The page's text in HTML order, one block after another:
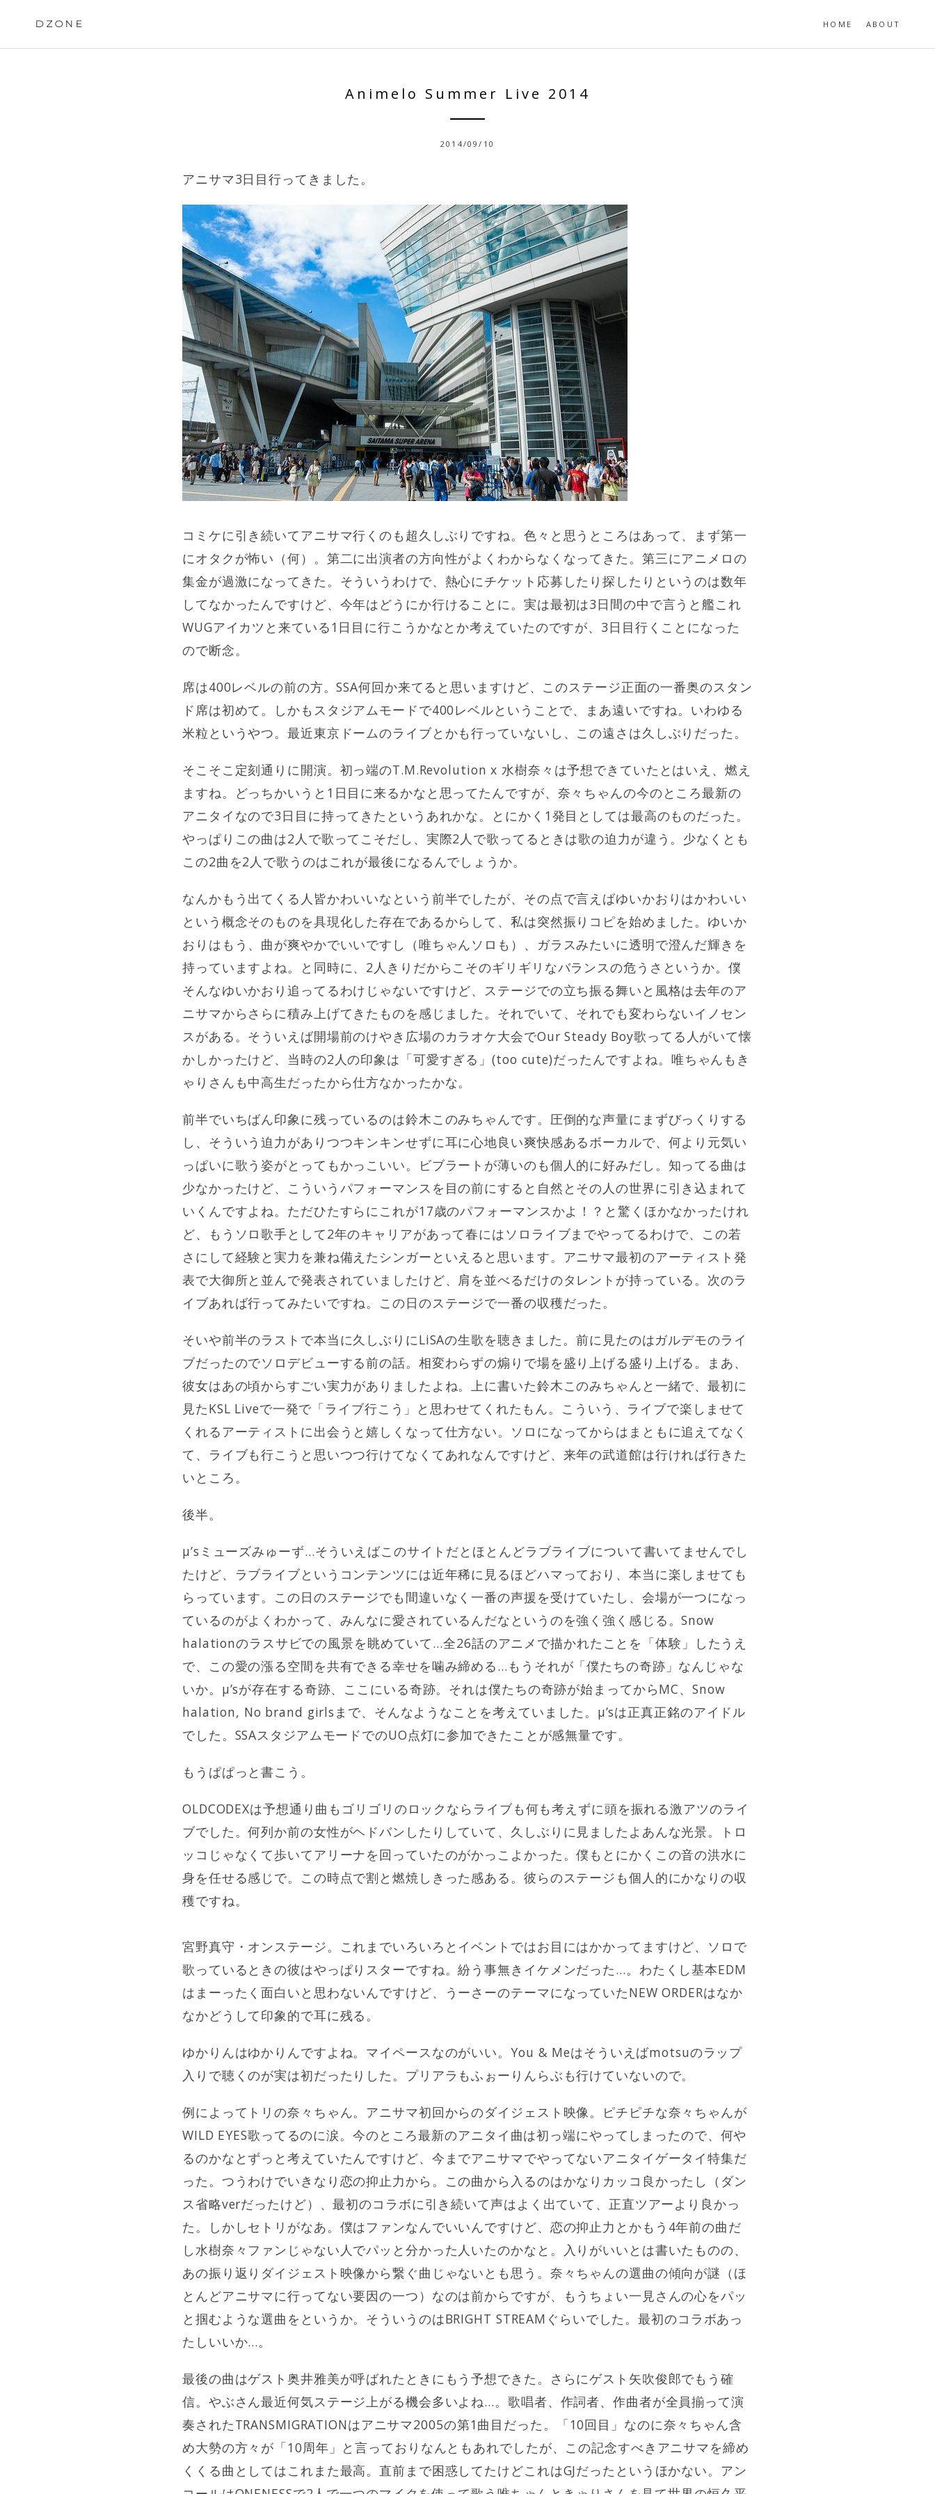
DZONE HOME ABOUT
Animelo Summer Live 2014
2014/09/10
アニサマ3日目行ってきました。
コミケに引き続いてアニサマ行くのも超久しぶりですね。色々と思うところはあって、まず第一
にオタクが怖い（何）。第二に出演者の方向性がよくわからなくなってきた。第三にアニメロの
集金が過激になってきた。そういうわけで、熱心にチケット応募したり探したりというのは数年
してなかったんですけど、今年はどうにか行けることに。実は最初は3日間の中で言うと艦これ
WUGアイカツと来ている1日目に行こうかなとか考えていたのですが、3日目行くことになった
ので断念。
席は400レベルの前の方。SSA何回か来てると思いますけど、このステージ正面の一番奥のスタン
ド席は初めて。しかもスタジアムモードで400レベルということで、まあ遠いですね。いわゆる
米粒というやつ。最近東京ドームのライブとかも行っていないし、この遠さは久しぶりだった。
そこそこ定刻通りに開演。初っ端のT.M.Revolution x 水樹奈々は予想できていたとはいえ、燃え
ますね。どっちかいうと1日目に来るかなと思ってたんですが、奈々ちゃんの今のところ最新の
アニタイなので3日目に持ってきたというあれかな。とにかく1発目としては最高のものだった。
やっぱりこの曲は2人で歌ってこそだし、実際2人で歌ってるときは歌の迫力が違う。少なくとも
この2曲を2人で歌うのはこれが最後になるんでしょうか。
なんかもう出てくる人皆かわいいなという前半でしたが、その点で言えばゆいかおりはかわいい
という概念そのものを具現化した存在であるからして、私は突然振りコピを始めました。ゆいか
おりはもう、曲が爽やかでいいですし（唯ちゃんソロも）、ガラスみたいに透明で澄んだ輝きを
持っていますよね。と同時に、2人きりだからこそのギリギリなバランスの危うさというか。僕
そんなゆいかおり追ってるわけじゃないですけど、ステージでの立ち振る舞いと風格は去年のア
ニサマからさらに積み上げてきたものを感じました。それでいて、それでも変わらないイノセン
スがある。そういえば開場前のけやき広場のカラオケ大会でOur Steady Boy歌ってる人がいて懐
かしかったけど、当時の2人の印象は「可愛すぎる」(too cute)だったんですよね。唯ちゃんもき
ゃりさんも中高生だったから仕方なかったかな。
前半でいちばん印象に残っているのは鈴木このみちゃんです。圧倒的な声量にまずびっくりする
し、そういう迫力がありつつキンキンせずに耳に心地良い爽快感あるボーカルで、何より元気い
っぱいに歌う姿がとってもかっこいい。ビブラートが薄いのも個人的に好みだし。知ってる曲は
少なかったけど、こういうパフォーマンスを目の前にすると自然とその人の世界に引き込まれて
いくんですよね。ただひたすらにこれが17歳のパフォーマンスかよ！？と驚くほかなかったけれ
ど、もうソロ歌手として2年のキャリアがあって春にはソロライブまでやってるわけで、この若
さにして経験と実力を兼ね備えたシンガーといえると思います。アニサマ最初のアーティスト発
表で大御所と並んで発表されていましたけど、肩を並べるだけのタレントが持っている。次のラ
イブあれば行ってみたいですね。この日のステージで一番の収穫だった。
そいや前半のラストで本当に久しぶりにLiSAの生歌を聴きました。前に見たのはガルデモのライ
ブだったのでソロデビューする前の話。相変わらずの煽りで場を盛り上げる盛り上げる。まあ、
彼女はあの頃からすごい実力がありましたよね。上に書いた鈴木このみちゃんと一緒で、最初に
見たKSL Liveで一発で「ライブ行こう」と思わせてくれたもん。こういう、ライブで楽しませて
くれるアーティストに出会うと嬉しくなって仕方ない。ソロになってからはまともに追えてなく
て、ライブも行こうと思いつつ行けてなくてあれなんですけど、来年の武道館は行ければ行きた
いところ。
後半。
μ’sミューズみゅーず…そういえばこのサイトだとほとんどラブライブについて書いてませんでし
たけど、ラブライブというコンテンツには近年稀に見るほどハマっており、本当に楽しませても
らっています。この日のステージでも間違いなく一番の声援を受けていたし、会場が一つになっ
ているのがよくわかって、みんなに愛されているんだなというのを強く強く感じる。Snow
halationのラスサビでの風景を眺めていて…全26話のアニメで描かれたことを「体験」したうえ
で、この愛の漲る空間を共有できる幸せを噛み締める…もうそれが「僕たちの奇跡」なんじゃな
いか。μ’sが存在する奇跡、ここにいる奇跡。それは僕たちの奇跡が始まってからMC、Snow
halation, No brand girlsまで、そんなようなことを考えていました。μ’sは正真正銘のアイドル
でした。SSAスタジアムモードでのUO点灯に参加できたことが感無量です。
もうぱぱっと書こう。
OLDCODEXは予想通り曲もゴリゴリのロックならライブも何も考えずに頭を振れる激アツのライ
ブでした。何列か前の女性がヘドバンしたりしていて、久しぶりに見ましたよあんな光景。トロ
ッコじゃなくて歩いてアリーナを回っていたのがかっこよかった。僕もとにかくこの音の洪水に
身を任せる感じで。この時点で割と燃焼しきった感ある。彼らのステージも個人的にかなりの収
穫ですね。
宮野真守・オンステージ。これまでいろいろとイベントではお目にはかかってますけど、ソロで
歌っているときの彼はやっぱりスターですね。紛う事無きイケメンだった…。わたくし基本EDM
はまーったく面白いと思わないんですけど、うーさーのテーマになっていたNEW ORDERはなか
なかどうして印象的で耳に残る。
ゆかりんはゆかりんですよね。マイペースなのがいい。You & Meはそういえばmotsuのラップ
入りで聴くのが実は初だったりした。プリアラもふぉーりんらぶも行けていないので。
例によってトリの奈々ちゃん。アニサマ初回からのダイジェスト映像。ピチピチな奈々ちゃんが
WILD EYES歌ってるのに涙。今のところ最新のアニタイ曲は初っ端にやってしまったので、何や
るのかなとずっと考えていたんですけど、今までアニサマでやってないアニタイゲータイ特集だ
った。つうわけでいきなり恋の抑止力から。この曲から入るのはかなりカッコ良かったし（ダン
ス省略verだったけど）、最初のコラボに引き続いて声はよく出ていて、正直ツアーより良かっ
た。しかしセトリがなあ。僕はファンなんでいいんですけど、恋の抑止力とかもう4年前の曲だ
し水樹奈々ファンじゃない人でパッと分かった人いたのかなと。入りがいいとは書いたものの、
あの振り返りダイジェスト映像から繋ぐ曲じゃないとも思う。奈々ちゃんの選曲の傾向が謎（ほ
とんどアニサマに行ってない要因の一つ）なのは前からですが、もうちょい一見さんの心をパッ
と掴むような選曲をというか。そういうのはBRIGHT STREAMぐらいでした。最初のコラボあっ
たしいいか…。
最後の曲はゲスト奥井雅美が呼ばれたときにもう予想できた。さらにゲスト矢吹俊郎でもう確
信。やぶさん最近何気ステージ上がる機会多いよね…。歌唱者、作詞者、作曲者が全員揃って演
奏されたTRANSMIGRATIONはアニサマ2005の第1曲目だった。「10回目」なのに奈々ちゃん含
め大勢の方々が「10周年」と言っておりなんともあれでしたが、この記念すべきアニサマを締め
くくる曲としてはこれまた最高。直前まで困惑してたけどこれはGJだったというほかない。アン